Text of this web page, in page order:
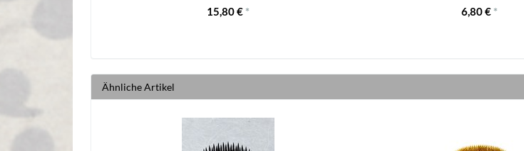
15,80 € * 6,80 € *
Ähnliche Artikel